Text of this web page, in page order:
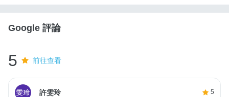
Google 評論
5 前往查看
許雯玲 5